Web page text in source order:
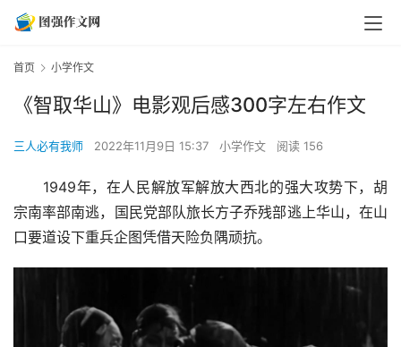
首页 小学作文
《智取华山》电影观后感300字左右作文
三人必有我师 2022年11月9日 15:37 小学作文 阅读 156
1949年，在人民解放军解放大西北的强大攻势下，胡
宗南率部南逃，国民党部队旅长方子乔残部逃上华山，在山
口要道设下重兵企图凭借天险负隅顽抗。